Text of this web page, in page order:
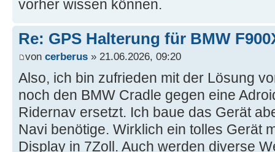
vorher wissen können.
Re: GPS Halterung für BMW
von cerberus » 21.06.2026, 09:20
Also, ich bin zufrieden mit der Lösung
noch den BMW Cradle gegen eine
Ridernav ersetzt. Ich baue das Gerät
Navi benötige. Wirklich ein tolles Gerät
Display in 7Zoll. Auch werden diverse